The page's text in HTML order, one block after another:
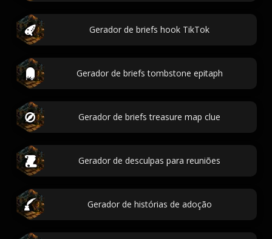
Gerador de briefs hook TikTok
Gerador de briefs tombstone epitaph
Gerador de briefs treasure map clue
Gerador de desculpas para reuniões
Gerador de histórias de adoção